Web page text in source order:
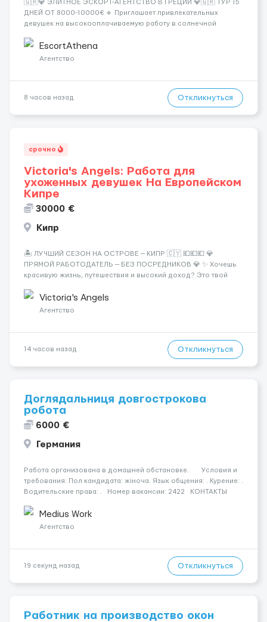
🇬🇷💎 ЭЛИТНОЕ ЭСКОРТ-АГЕНТСТВО В ГРЕЦИИ 💎🇬🇷 ТУР 15
ДНЕЙ ОТ 8000-10000€ 🔹 Приглашает привлекательных
девушек на высокооплачиваемую работу в солнечной
хорошие деньги 💶 — это предложение для тебя! 🔹
Требования: ✔️ Возраст от ...
EscortAthena
Агентство
8 часов назад Откликнуться
срочно
Victoria's Angels: Работа для
ухоженных девушек На Европейском
Кипре
30000 €
Кипр
🏝️ ЛУЧШИЙ СЕЗОН НА ОСТРОВЕ — КИПР 🇨🇾 💶💶💶 💎
ПРЯМОЙ РАБОТОДАТЕЛЬ — БЕЗ ПОСРЕДНИКОВ 💎 ✨ Хочешь
красивую жизнь, путешествия и высокий доход? Это твой
Опытная команда с годами практики — Стабильный поток
клиентов (без ...
Victoria's Angels
Агентство
14 часов назад Откликнуться
Доглядальниця довгострокова
робота
6000 €
Германия
Работа организована в домашней обстановке. Условия и
требования: Пол кандидата: жіноча. Язык общения: . Курение: .
Водительские права: . Номер вакансии: 2422 КОНТАКТЫ
+38... Medius Work
Агентство
19 секунд назад Откликнуться
Работник на производство окон